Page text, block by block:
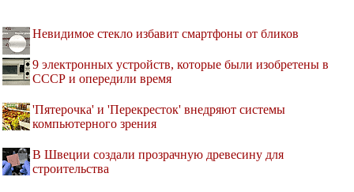
Невидимое стекло избавит смартфоны от бликов
9 электронных устройств, которые были изобретены в
СССР и опередили время
'Пятерочка' и 'Перекресток' внедряют системы
компьютерного зрения
В Швеции создали прозрачную древесину для
строительства